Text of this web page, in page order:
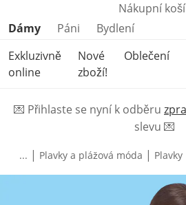
Nákupní
Přeskočit kategorie produktů
Dámy Páni
Bydlení
Exkluzivně
online
Nové
zboží!
Oblečení
💌 Přihlaste se nyní k odběru
slevu 💌
... | Plavky a plážová móda | Plavky